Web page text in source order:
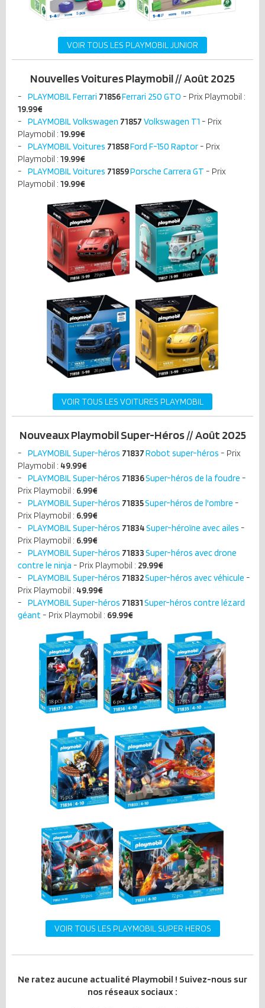
VOIR TOUS LES PLAYMOBIL JUNIOR
Nouvelles Voitures Playmobil // Août 2025
PLAYMOBIL Ferrari 71856Ferrari 250 GTO - Prix Playmobil :
19.99€
PLAYMOBIL Volkswagen 71857 Volkswagen T1 - Prix
Playmobil : 19.99€
PLAYMOBIL Voitures 71858Ford F-150 Raptor - Prix
Playmobil : 19.99€
PLAYMOBIL Voitures 71859Porsche Carrera GT - Prix
Playmobil : 19.99€
VOIR TOUS LES VOITURES PLAYMOBIL
Nouveaux Playmobil Super-Héros // Août 2025
PLAYMOBIL Super-héros 71837Robot super-héros - Prix
Playmobil : 49.99€
PLAYMOBIL Super-héros 71836Super-héros de la foudre -
Prix Playmobil : 6.99€
PLAYMOBIL Super-héros 71835Super-héros de l'ombre -
Prix Playmobil : 6.99€
PLAYMOBIL Super-héros 71834Super-héroïne avec ailes -
Prix Playmobil : 6.99€
PLAYMOBIL Super-héros 71833Super-héros avec drone
contre le ninja - Prix Playmobil : 29.99€
PLAYMOBIL Super-héros 71832Super-héros avec véhicule -
Prix Playmobil : 49.99€
PLAYMOBIL Super-héros 71831Super-héros contre lézard
géant - Prix Playmobil : 69.99€
VOIR TOUS LES PLAYMOBIL SUPER HEROS
Ne ratez aucune actualité Playmobil ! Suivez-nous sur
nos réseaux sociaux :